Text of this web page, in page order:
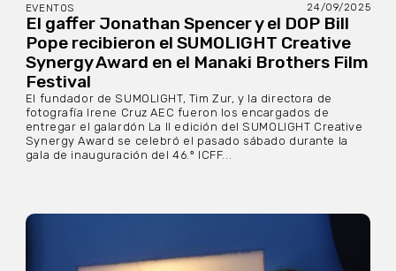
EVENTOS 24/09/2025
El gaffer Jonathan Spencer y el DOP Bill
Pope recibieron el SUMOLIGHT Creative
Synergy Award en el Manaki Brothers Film
Festival
El fundador de SUMOLIGHT, Tim Zur, y la directora de
fotografía Irene Cruz AEC fueron los encargados de
entregar el galardón La II edición del SUMOLIGHT Creative
Synergy Award se celebró el pasado sábado durante la
gala de inauguración del 46.º ICFF...